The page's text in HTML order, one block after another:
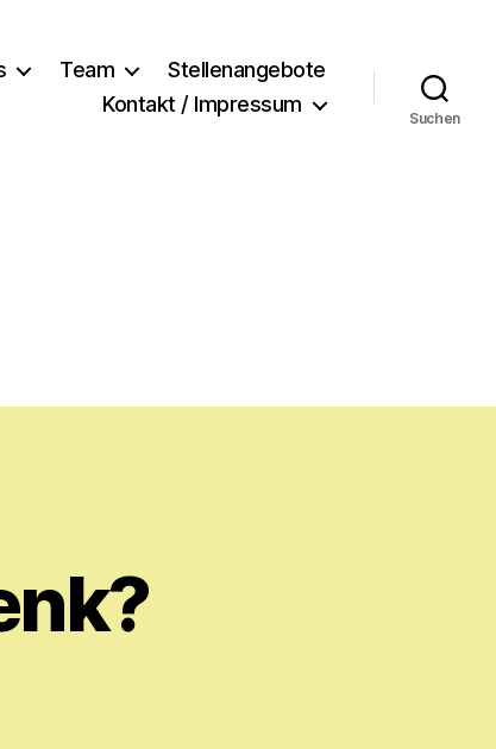
Team
Stellenangebote
Kontakt / Impressum
Suchen